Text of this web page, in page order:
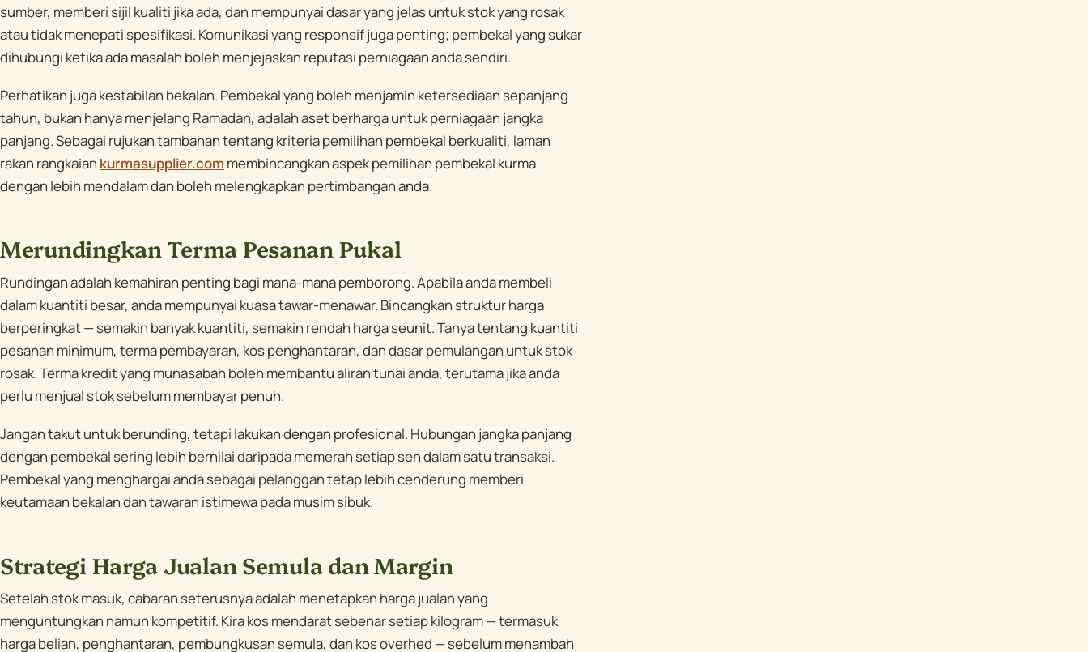
sumber, memberi sijil kualiti jika ada, dan mempunyai dasar yang jelas untuk stok yang rosak
atau tidak menepati spesifikasi. Komunikasi yang responsif juga penting; pembekal yang sukar
dihubungi ketika ada masalah boleh menjejaskan reputasi perniagaan anda sendiri.
Perhatikan juga kestabilan bekalan. Pembekal yang boleh menjamin ketersediaan sepanjang
tahun, bukan hanya menjelang Ramadan, adalah aset berharga untuk perniagaan jangka
panjang. Sebagai rujukan tambahan tentang kriteria pemilihan pembekal berkualiti, laman
rakan rangkaian kurmasupplier.com membincangkan aspek pemilihan pembekal kurma
dengan lebih mendalam dan boleh melengkapkan pertimbangan anda.
Merundingkan Terma Pesanan Pukal
Rundingan adalah kemahiran penting bagi mana-mana pemborong. Apabila anda membeli
dalam kuantiti besar, anda mempunyai kuasa tawar-menawar. Bincangkan struktur harga
berperingkat — semakin banyak kuantiti, semakin rendah harga seunit. Tanya tentang kuantiti
pesanan minimum, terma pembayaran, kos penghantaran, dan dasar pemulangan untuk stok
rosak. Terma kredit yang munasabah boleh membantu aliran tunai anda, terutama jika anda
perlu menjual stok sebelum membayar penuh.
Jangan takut untuk berunding, tetapi lakukan dengan profesional. Hubungan jangka panjang
dengan pembekal sering lebih bernilai daripada memerah setiap sen dalam satu transaksi.
Pembekal yang menghargai anda sebagai pelanggan tetap lebih cenderung memberi
keutamaan bekalan dan tawaran istimewa pada musim sibuk.
Strategi Harga Jualan Semula dan Margin
Setelah stok masuk, cabaran seterusnya adalah menetapkan harga jualan yang
menguntungkan namun kompetitif. Kira kos mendarat sebenar setiap kilogram — termasuk
harga belian, penghantaran, pembungkusan semula, dan kos overhed — sebelum menambah